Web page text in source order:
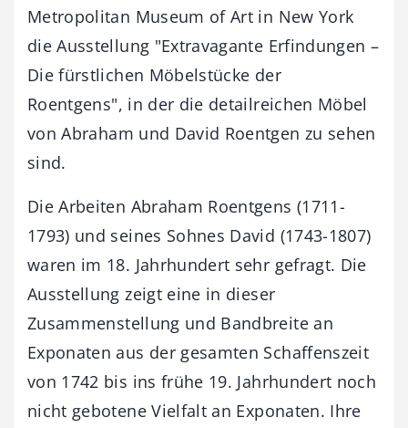
Metropolitan Museum of Art in New York
die Ausstellung "Extravagante Erfindungen –
Die fürstlichen Möbelstücke der
Roentgens", in der die detailreichen Möbel
von Abraham und David Roentgen zu sehen
sind.
Die Arbeiten Abraham Roentgens (1711-
1793) und seines Sohnes David (1743-1807)
waren im 18. Jahrhundert sehr gefragt. Die
Ausstellung zeigt eine in dieser
Zusammenstellung und Bandbreite an
Exponaten aus der gesamten Schaffenszeit
von 1742 bis ins frühe 19. Jahrhundert noch
nicht gebotene Vielfalt an Exponaten. Ihre